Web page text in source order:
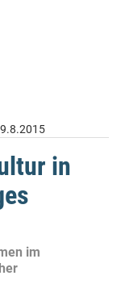
9.8.2015
in
im